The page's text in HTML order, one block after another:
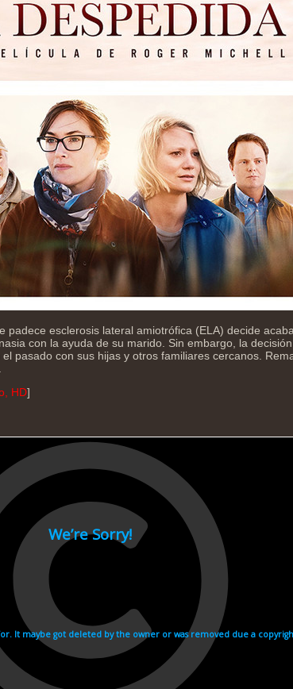
padece esclerosis lateral amiotrófica (ELA) decide
con la ayuda de su marido. Sin embargo, la
pasado con sus hijas y otros familiares cercanos.
HD]